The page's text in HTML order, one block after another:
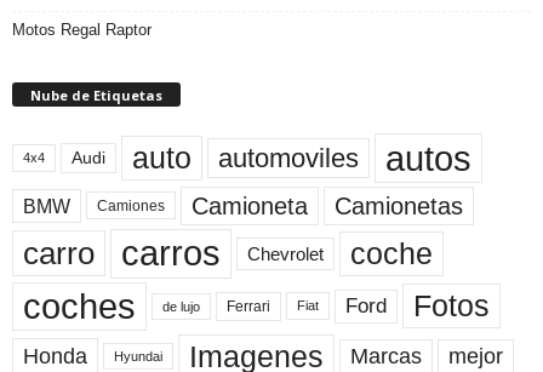
Motos Regal Raptor
Nube de Etiquetas
4x4 Audi auto automoviles autos
BMW Camiones Camioneta Camionetas
carro carros Chevrolet coche
coches de lujo Ferrari Fiat Ford Fotos
Honda Hyundai Imagenes Marcas mejor